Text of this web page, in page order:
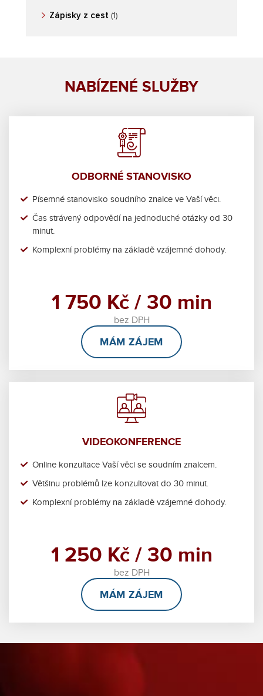
Zápisky z cest (1)
NABÍZENÉ SLUŽBY
ODBORNÉ STANOVISKO
Písemné stanovisko soudního znalce ve Vaší věci.
Čas strávený odpovědí na jednoduché otázky od 30
minut.
Komplexní problémy na základě vzájemné dohody.
1 750 Kč / 30 min
bez DPH
MÁM ZÁJEM
VIDEOKONFERENCE
Online konzultace Vaší věci se soudním znalcem.
Většinu problémů lze konzultovat do 30 minut.
Komplexní problémy na základě vzájemné dohody.
1 250 Kč / 30 min
bez DPH
MÁM ZÁJEM